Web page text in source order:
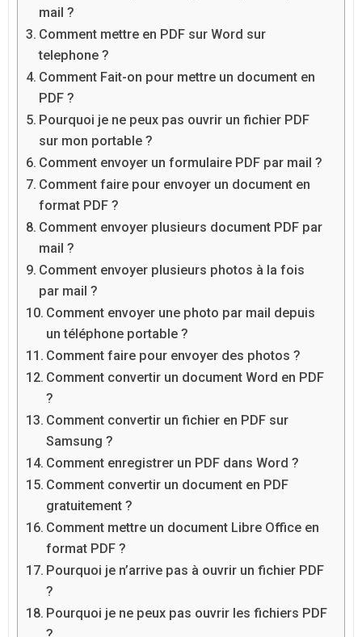
mail ?
Comment mettre en PDF sur Word sur
telephone ?
Comment Fait-on pour mettre un document en
PDF ?
Pourquoi je ne peux pas ouvrir un fichier PDF
sur mon portable ?
Comment envoyer un formulaire PDF par mail ?
Comment faire pour envoyer un document en
format PDF ?
Comment envoyer plusieurs document PDF par
mail ?
Comment envoyer plusieurs photos à la fois
par mail ?
Comment envoyer une photo par mail depuis
un téléphone portable ?
Comment faire pour envoyer des photos ?
Comment convertir un document Word en PDF
?
Comment convertir un fichier en PDF sur
Samsung ?
Comment enregistrer un PDF dans Word ?
Comment convertir un document en PDF
gratuitement ?
Comment mettre un document Libre Office en
format PDF ?
Pourquoi je n’arrive pas à ouvrir un fichier PDF
?
Pourquoi je ne peux pas ouvrir les fichiers PDF